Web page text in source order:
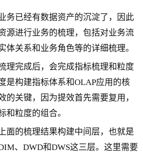
务已经有数据资产的沉淀了，因此
源进行业务的梳理，包括对业务流
体关系和业务角色等的详细梳理。
理完成后，会完成指标梳理和粒度
是构建指标体系和OLAP应用的核
的关键，因为提效首先需要复用，
和粒度的组合。
面的梳理结果构建中间层，也就是
、DWD和DWS这三层。这里需要